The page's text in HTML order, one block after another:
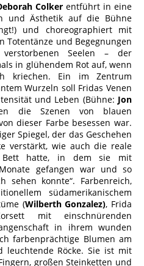
Colker entführt in eine
und Ästhetik auf die Bühne
und choreographiert mit
Totentänze und Begegnungen
Seelen – der
in glühendem Rot auf, wenn
kriechen. Ein im Zentrum
Wurzeln soll Fridas Venen
und Leben (Bühne: Jon
die Szenen von blauen
dieser Farbe besessen war.
Spiegel, der das Geschehen
verstärkt, wie auch die reale
hatte, in dem sie mit
gefangen war und so
sehen konnte“. Farbenreich,
südamerikanischem
(Wilberth Gonzalez), Frida
mit einschnürenden
in ihrem wunden
farbenprächtige Blumen am
leuchtende Röcke. Sie ist mit
großen Steinketten und